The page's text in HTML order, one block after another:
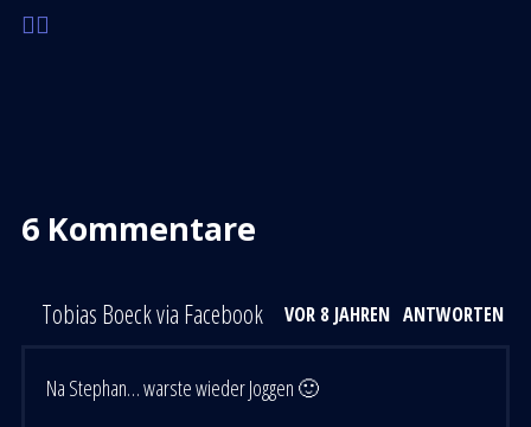
🤼‍♂️
6 Kommentare
Tobias Boeck via Facebook VOR 8 JAHREN ANTWORTEN
Na Stephan… warste wieder Joggen 🙂